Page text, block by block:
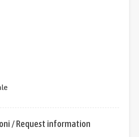
/ Request information